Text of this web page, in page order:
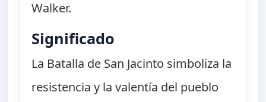
Walker.
Significado
La Batalla de San Jacinto simboliza la
resistencia y la valentía del pueblo